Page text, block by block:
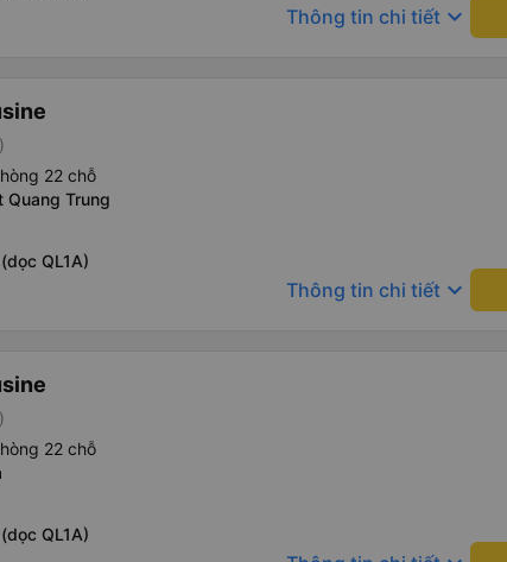
Thông tin chi tiết keyboard_arrow_down
22 chỗ
Quang Trung
QL1A)
Thông tin chi tiết keyboard_arrow_down
22 chỗ
QL1A)